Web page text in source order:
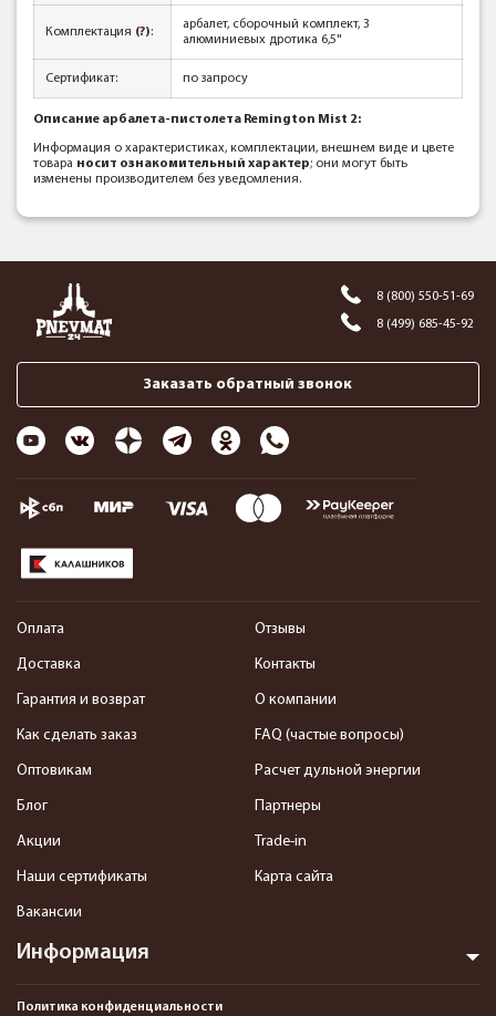
Комплектация (?):
арбалет, сборочный комплект, 3
алюминиевых дротика 6,5"
Сертификат: по запросу
Описание арбалета-пистолета Remington Mist 2:
Информация о характеристиках, комплектации, внешнем виде и цвете
товара носит ознакомительный характер; они могут быть
изменены производителем без уведомления.
8 (800) 550-51-69
8 (499) 685-45-92
Заказать обратный звонок
Информация
Оплата
Доставка
Гарантия и возврат
Как сделать заказ
Оптовикам
Блог
Акции
Наши сертификаты
Вакансии
Отзывы
Контакты
О компании
FAQ (частые вопросы)
Расчет дульной энергии
Партнеры
Trade-in
Карта сайта
Политика конфиденциальности